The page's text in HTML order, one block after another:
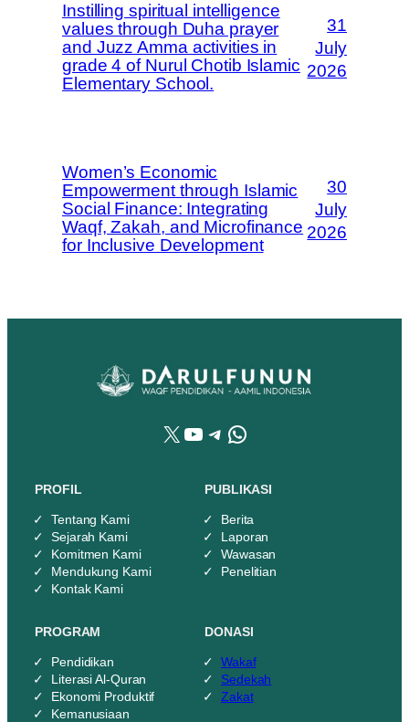
Instilling spiritual intelligence
values through Duha prayer
and Juzz Amma activities in
grade 4 of Nurul Chotib Islamic
Elementary School.
31
July
2026
Women’s Economic
Empowerment through Islamic
Social Finance: Integrating
Waqf, Zakah, and Microfinance
for Inclusive Development
30
July
2026
X YouTube Telegram WhatsApp
PROFIL
Tentang Kami
Sejarah Kami
Komitmen Kami
Mendukung Kami
Kontak Kami
PUBLIKASI
Berita
Laporan
Wawasan
Penelitian
PROGRAM
Pendidikan
Literasi Al-Quran
Ekonomi Produktif
Kemanusiaan
DONASI
Wakaf
Sedekah
Zakat